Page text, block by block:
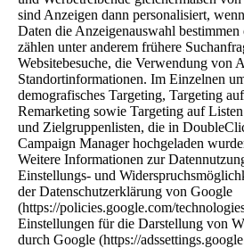
sind Anzeigen dann personalisiert,
Daten die Anzeigenauswahl
zählen unter anderem frühere
Websitebesuche, die Verwendung von
Standortinformationen. Im Einzelnen
demografisches Targeting, Targeting
Remarketing sowie Targeting auf
und Zielgruppenlisten, die in
Campaign Manager hochgeladen
Weitere Informationen zur
Einstellungs- und
der Datenschutzerklärung von Google
(https://policies.google.com/
Einstellungen für die Darstellung von
durch Google (https://